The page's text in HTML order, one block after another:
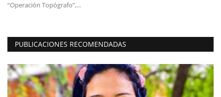
“Operación Topógrafo”,...
PUBLICACIONES RECOMENDADAS